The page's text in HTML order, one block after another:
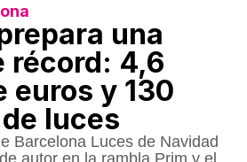
una
récord: 4,6
euros y 130
luces
Barcelona Luces de Navidad
autor en la rambla Prim y el